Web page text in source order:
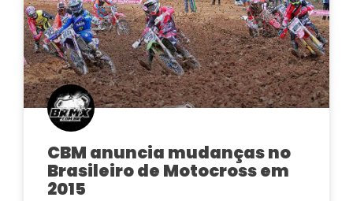
CBM anuncia mudanças no
Brasileiro de Motocross em
2015